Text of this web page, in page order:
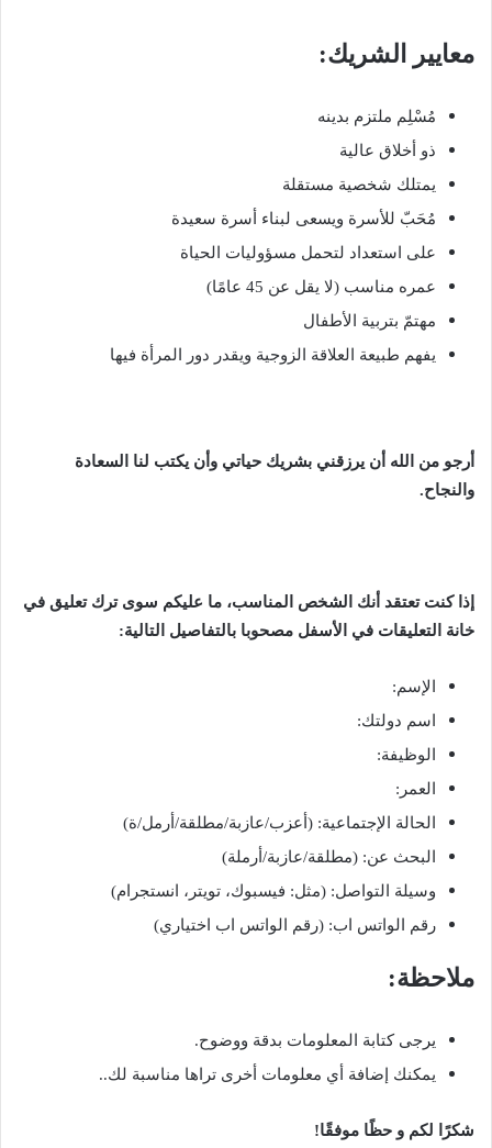
معايير الشريك:
مُسْلِم ملتزم بدينه
ذو أخلاق عالية
يمتلك شخصية مستقلة
مُحَبّ للأسرة ويسعى لبناء أسرة سعيدة
على استعداد لتحمل مسؤوليات الحياة
عمره مناسب (لا يقل عن 45 عامًا)
مهتمّ بتربية الأطفال
يفهم طبيعة العلاقة الزوجية ويقدر دور المرأة فيها
أرجو من الله أن يرزقني بشريك حياتي وأن يكتب لنا السعادة
والنجاح.
إذا كنت تعتقد أنك الشخص المناسب، ما عليكم سوى ترك تعليق في
خانة التعليقات في الأسفل مصحوبا بالتفاصيل التالية:
الإسم:
اسم دولتك:
الوظيفة:
العمر:
الحالة الإجتماعية: (أعزب/عازبة/مطلقة/أرمل/ة)
البحث عن: (مطلقة/عازبة/أرملة)
وسيلة التواصل: (مثل: فيسبوك، تويتر، انستجرام)
رقم الواتس اب: (رقم الواتس اب اختياري)
ملاحظة:
يرجى كتابة المعلومات بدقة ووضوح.
يمكنك إضافة أي معلومات أخرى تراها مناسبة لك..
شكرًا لكم و حظًا موفقًا!